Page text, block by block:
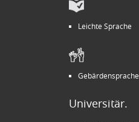
Leichte Sprache
Gebärdensprache
Universitär.